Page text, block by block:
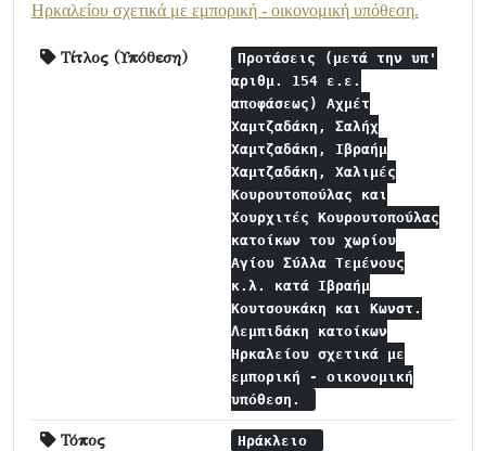
Ηρκαλείου σχετικά με εμπορική - οικονομική υπόθεση.
Τίτλος (Υπόθεση)
Προτάσεις (μετά την υπ'
αριθμ. 154 ε.ε.
αποφάσεως) Αχμέτ
Χαμτζαδάκη, Σαλήχ
Χαμτζαδάκη, Ιβραήμ
Χαμτζαδάκη, Χαλιμές
Κουρουτοπούλας και
Χουρχιτές Κουρουτοπούλας
κατοίκων του χωρίου
Αγίου Σύλλα Τεμένους
κ.λ. κατά Ιβραήμ
Κουτσουκάκη και Κωνστ.
Λεμπιδάκη κατοίκων
Ηρκαλείου σχετικά με
εμπορική - οικονομική
υπόθεση.
Τόπος Ηράκλειο